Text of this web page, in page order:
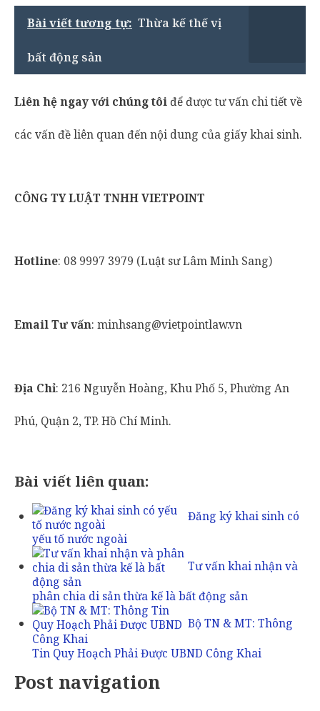
Bài viết tương tự: Thừa kế thế vị
bất động sản
Liên hệ ngay với chúng tôi để được tư vấn chi tiết về
các vấn đề liên quan đến nội dung của giấy khai sinh.
CÔNG TY LUẬT TNHH VIETPOINT
Hotline: 08 9997 3979 (Luật sư Lâm Minh Sang)
Email Tư vấn: minhsang@vietpointlaw.vn
Địa Chỉ: 216 Nguyễn Hoàng, Khu Phố 5, Phường An
Phú, Quận 2, TP. Hồ Chí Minh.
Bài viết liên quan:
Đăng ký khai sinh có
yếu tố nước ngoài
Tư vấn khai nhận và
phân chia di sản thừa kế là bất động sản
Bộ TN & MT: Thông
Tin Quy Hoạch Phải Được UBND Công Khai
Post navigation